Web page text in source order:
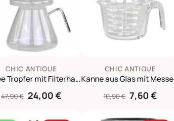
CHIC ANTIQUE
Kaffee Tropfer mit Filterhalter
47,90 € 24,00 €
CHIC ANTIQUE
10,90 € 7,60 €